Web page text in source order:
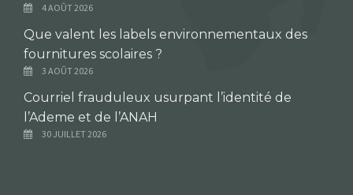
4 AOÛT 2026
Que valent les labels environnementaux des
fournitures scolaires ?
3 AOÛT 2026
Courriel frauduleux usurpant l’identité de
l’Ademe et de l’ANAH
30 JUILLET 2026